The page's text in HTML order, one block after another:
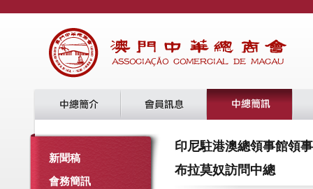
新聞稿
會務簡訊
印尼駐港澳總領事館領
布拉莫奴訪問中總